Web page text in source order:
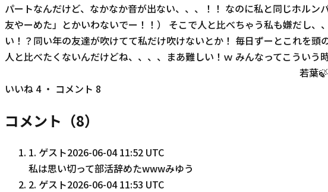
パートなんだけど、なかなか音が出ない、、、！！ なのに私と同じホル
友やーめた」とかいわないでー！！） そこで人と比べちゃう私も嫌だし
い！？同い年の友達が吹けてて私だけ吹けないとか！ 毎日ずーとこれを
人と比べたくないんだけどね、、、、まあ難しい！ｗ みんなってこうい
若葉🍃
いいね 4・ コメント 8
コメント（8）
1. ゲスト2026-06-04 11:52 UTC
私は思い切って部活辞めたwwwみゆう
2. ゲスト2026-06-04 11:53 UTC